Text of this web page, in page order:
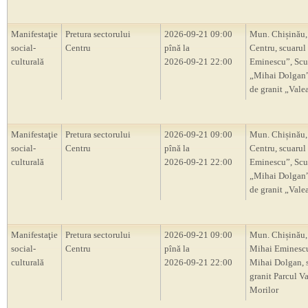
Manifestaţie
social-
culturală
Pretura sectorului
Centru
2026-09-21 09:00
pînă la
2026-09-21 22:00
Mun. Chișinău,
Centru,
Eminescu”,
„Mihai
de granit
Manifestaţie
social-
culturală
Pretura sectorului
Centru
2026-09-21 09:00
pînă la
2026-09-21 22:00
Mun. Chișinău,
Centru,
Eminescu”,
„Mihai
de granit
Manifestaţie
social-
culturală
Pretura sectorului
Centru
2026-09-21 09:00
pînă la
2026-09-21 22:00
Mun.
Mihai
Mihai Dolgan,
granit Parcul
Morilor